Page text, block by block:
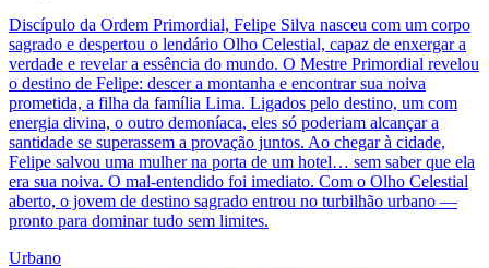
Discípulo da Ordem Primordial, Felipe Silva nasceu com um corpo
sagrado e despertou o lendário Olho Celestial, capaz de enxergar a
verdade e revelar a essência do mundo. O Mestre Primordial revelou
o destino de Felipe: descer a montanha e encontrar sua noiva
prometida, a filha da família Lima. Ligados pelo destino, um com
energia divina, o outro demoníaca, eles só poderiam alcançar a
santidade se superassem a provação juntos. Ao chegar à cidade,
Felipe salvou uma mulher na porta de um hotel… sem saber que ela
era sua noiva. O mal-entendido foi imediato. Com o Olho Celestial
aberto, o jovem de destino sagrado entrou no turbilhão urbano —
pronto para dominar tudo sem limites.
Urbano